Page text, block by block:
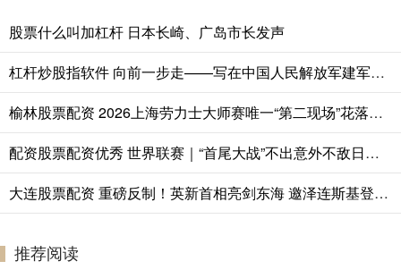
股票什么叫加杠杆 日本长崎、广岛市长发声
杠杆炒股指软件 向前一步走——写在中国人民解放军建军99周年之际
榆林股票配资 2026上海劳力士大师赛唯一“第二现场”花落静安，赛事流量转化为消费增量
配资股票配资优秀 世界联赛｜“首尾大战”不出意外不敌日本队，中国男排明年该为保级发愁了
大连股票配资 重磅反制！英新首相亮剑东海 邀泽连斯基登航母配专属装备震慑各方
推荐阅读